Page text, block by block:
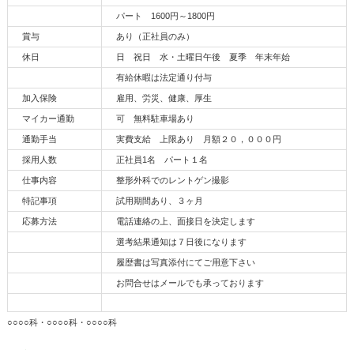
パート 1600円～1800円
賞与 あり（正社員のみ）
休日 日 祝日 水・土曜日午後 夏季 年末年始
有給休暇は法定通り付与
加入保険 雇用、労災、健康、厚生
マイカー通勤 可 無料駐車場あり
通勤手当 実費支給 上限あり 月額２０，０００円
採用人数 正社員1名 パート１名
仕事内容 整形外科でのレントゲン撮影
特記事項 試用期間あり、３ヶ月
応募方法 電話連絡の上、面接日を決定します
選考結果通知は７日後になります
履歴書は写真添付にてご用意下さい
お問合せはメールでも承っております
○○○○科・○○○○科・○○○○科